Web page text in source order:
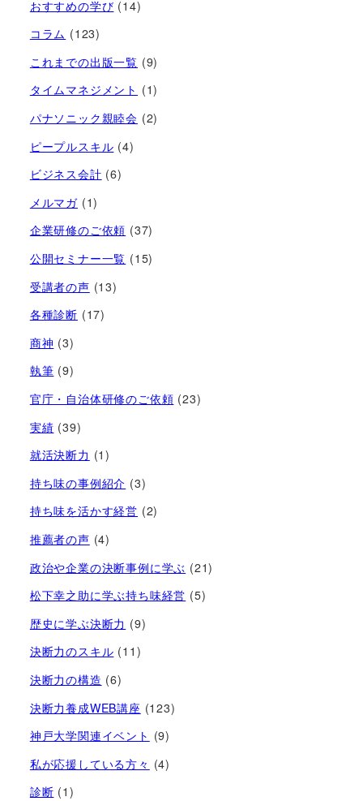
おすすめの学び (14)
コラム (123)
これまでの出版一覧 (9)
タイムマネジメント (1)
パナソニック親睦会 (2)
ピープルスキル (4)
ビジネス会計 (6)
メルマガ (1)
企業研修のご依頼 (37)
公開セミナー一覧 (15)
受講者の声 (13)
各種診断 (17)
商神 (3)
執筆 (9)
官庁・自治体研修のご依頼 (23)
実績 (39)
就活決断力 (1)
持ち味の事例紹介 (3)
持ち味を活かす経営​ (2)
推薦者の声 (4)
政治や企業の決断事例に学ぶ (21)
松下幸之助に学ぶ持ち味経営 (5)
歴史に学ぶ決断力 (9)
決断力のスキル (11)
決断力の構造 (6)
決断力養成WEB講座 (123)
神戸大学関連イベント (9)
私が応援している方々 (4)
診断 (1)